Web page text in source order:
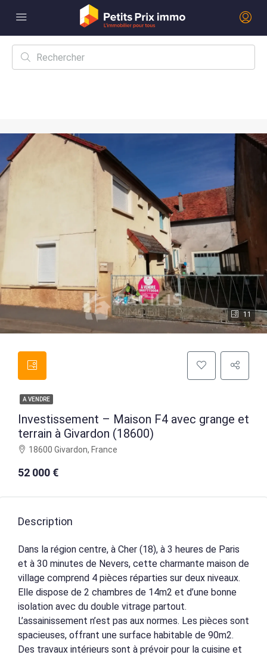
11
A VENDRE
Investissement – Maison F4 avec grange et
terrain à Givardon (18600)
18600 Givardon, France
52 000 €
Description
Dans la région centre, à Cher (18), à 3 heures de Paris
et à 30 minutes de Nevers, cette charmante maison de
village comprend 4 pièces réparties sur deux niveaux.
Elle dispose de 2 chambres de 14m2 et d’une bonne
isolation avec du double vitrage partout.
L’assainissement n’est pas aux normes. Les pièces sont
spacieuses, offrant une surface habitable de 90m2.
Des travaux intérieurs sont à prévoir pour la cuisine et